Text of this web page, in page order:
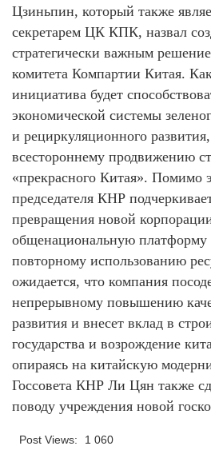
Цзиньпин, который также
секретарем ЦК КПК, назвал
стратегически важным
комитета Компартии Китая.
инициатива будет
экономической системы
и рециркуляционного
всестороннему продвижению
«прекрасного Китая». Помимо
председателя КНР
превращения новой
общенациональную платформу
повторному использованию
ожидается, что компания
непрерывному повышению
развития и внесет вклад в
государства и возрождение
опираясь на китайскую
Госсовета КНР Ли Цян также
поводу учреждения новой
Post Views: 1 060